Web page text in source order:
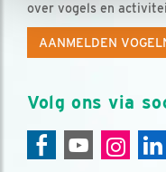
over vogels en
AANMELDEN
Volg ons via